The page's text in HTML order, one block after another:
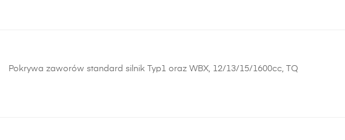
Pokrywa zaworów standard silnik Typ1 oraz WBX, 12/13/15/1600cc, TQ